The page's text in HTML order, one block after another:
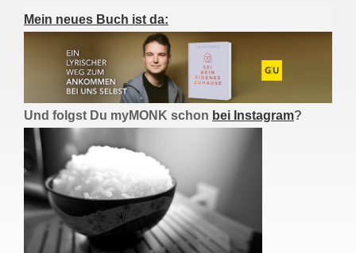
Mein neues Buch ist da:
Und folgst Du myMONK schon bei Instagram?